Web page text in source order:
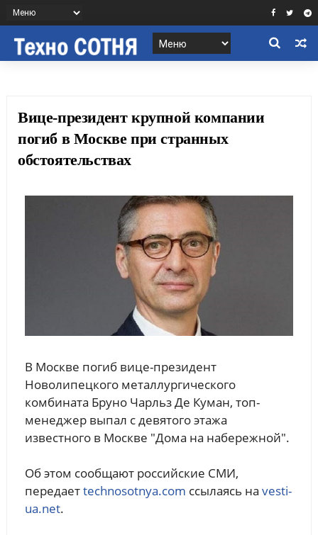
Вице-президент крупной компании
погиб в Москве при странных
обстоятельствах
В Москве погиб вице-президент
Новолипецкого металлургического
комбината Бруно Чарльз Де Куман, топ-
менеджер выпал с девятого этажа
известного в Москве "Дома на набережной".
Об этом сообщают российские СМИ,
передаетtechnosotnya.com ссылаясь на vesti-
ua.net.